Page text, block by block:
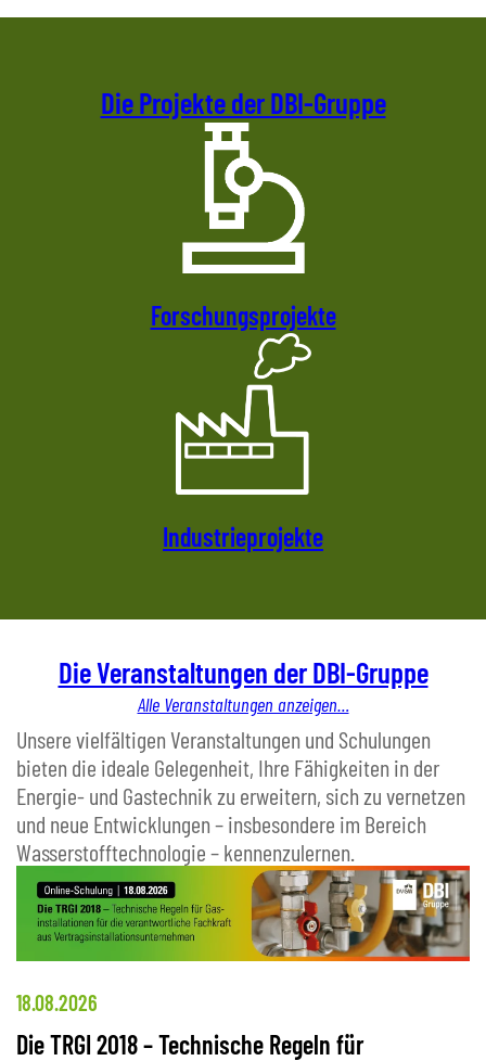
Die Projekte der DBI-Gruppe
Forschungsprojekte
Industrieprojekte
Die Veranstaltungen der DBI-Gruppe
Alle Veranstaltungen anzeigen…
Unsere vielfältigen Veranstaltungen und Schulungen
bieten die ideale Gelegenheit, Ihre Fähigkeiten in der
Energie- und Gastechnik zu erweitern, sich zu vernetzen
und neue Entwicklungen – insbesondere im Bereich
Wasserstofftechnologie – kennenzulernen.
18.08.2026
Die TRGI 2018 – Technische Regeln für